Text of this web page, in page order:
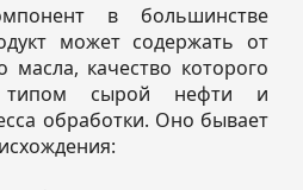
в большинстве
может содержать от
масла, качество которого
типом сырой нефти и
обработки. Оно бывает